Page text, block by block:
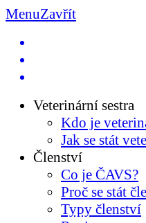
MenuZavřít
Veterinární sestra
Kdo je
Jak se stát
Členství
Co je ČAVS?
Proč se stát
Typy členství